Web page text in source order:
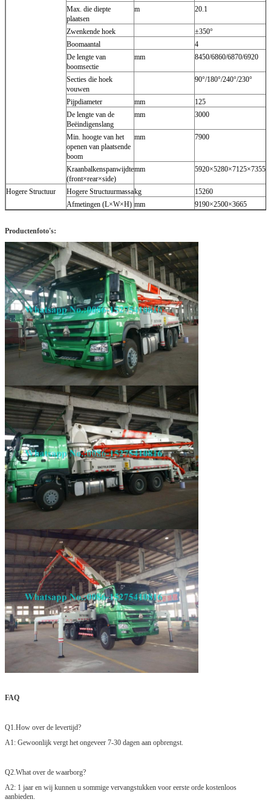
Max. die diepte
plaatsen
m 20.1
Zwenkende hoek
±350°
Boomaantal
4
De lengte van
boomsectie
mm 8450/6860/6870/6920
Secties die hoek
vouwen
90°/180°/240°/230°
Pijpdiameter mm
125
De lengte van de
Beëindigenslang
mm 3000
Min. hoogte van het
openen van plaatsende
boom
mm 7900
Kraanbalkenspanwijdte
(front×rear×side)
mm 5920×5280×7125×7355
Hogere Structuur Hogere Structuurmassakg
15260
Afmetingen (L×W×H) mm 9190×2500×3665
Productenfoto's:
FAQ
Q1.How over de levertijd?
A1: Gewoonlijk vergt het ongeveer 7-30 dagen aan opbrengst.
Q2.What over de waarborg?
A2: 1 jaar en wij kunnen u sommige vervangstukken voor eerste orde kostenloos
aanbieden.